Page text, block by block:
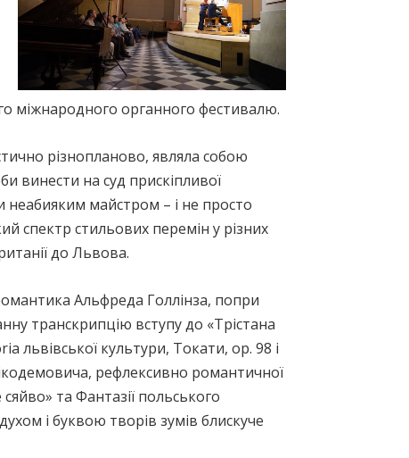
міжнародного органного фестивалю.
різнопланово, являла собою
винести на суд прискіпливої
неабияким майстром – і не просто
спектр стильових перемін у різних
до Львова.
Альфреда Голлінза, попри
транскрипцію вступу до «Трістана
львівської культури, Токати, ор. 98 і
рефлексивно романтичної
та Фантазії польського
і буквою творів зумів блискуче